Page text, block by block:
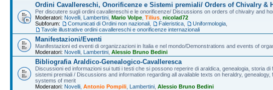
Ordini Cavallereschi, Onorificenze e Sistemi premiali/ Orders of Chivalry &
Per discutere sugli ordini cavallereschi e le onorificenze/ Discussions on orders of chivalry and
Moderatori: Novelli Lambertini Mario Volpe Tilius nicolad72
Subforum:
Comunicati di Ordini non nazionali Faleristica Uniformologia
Tavole illustrative ordini cavallereschi e onorificenze internazionali
Manifestazioni/Eventi
Manifestazioni ed eventi di organizzazioni in Italia e nel mondo/Demonstrations and events of
Moderatori: Novelli Lambertini Alessio Bruno Bedini
Bibliografia Araldico-Genealogico-Cavalleresca
Discussioni ed informazioni sui tutti i testi che si possono reperire di araldica, genealogia, storia di
sistemi premiali / Discussions and information regarding all available texts on heraldry,
systems of merit
Moderatori: Novelli Antonio Pompili Lambertini Alessio Bruno Bedini